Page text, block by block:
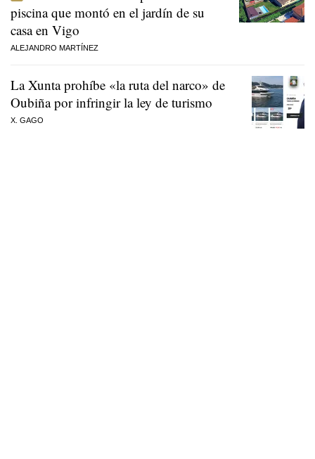
piscina que montó en el jardín de su
casa en Vigo
ALEJANDRO MARTÍNEZ
La Xunta prohíbe «la ruta del narco» de
Oubiña por infringir la ley de turismo
X. GAGO